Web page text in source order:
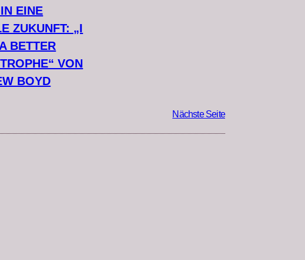
EINE
ZUKUNFT: „I
BETTER
VON
BOYD
Nächste Seite